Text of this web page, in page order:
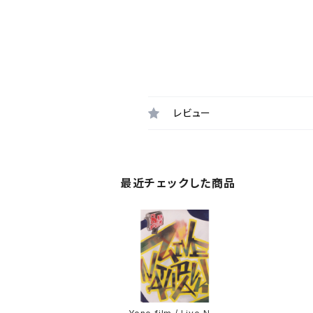
レビュー
最近チェックした商品